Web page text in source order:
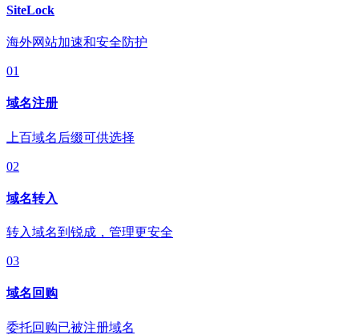
SiteLock
海外网站加速和安全防护
01
域名注册
上百域名后缀可供选择
02
域名转入
转入域名到锐成，管理更安全
03
域名回购
委托回购已被注册域名